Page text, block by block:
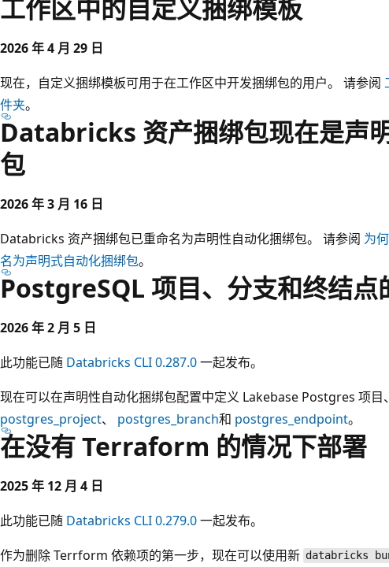
工作区中的自定义捆绑模板
2026 年 4 月 29 日
现在，自定义捆绑模板可用于在工作区中开发捆绑包的用户。 请参阅
件夹。
Databricks 资产捆绑包现在是声
包
2026 年 3 月 16 日
Databricks 资产捆绑包已重命名为声明性自动化捆绑包。 请参阅 为
名为声明式自动化捆绑包。
PostgreSQL 项目、分支和终结点
2026 年 2 月 5 日
此功能已随 Databricks CLI 0.287.0一起发布。
现在可以在声明性自动化捆绑包配置中定义 Lakebase Postgres 项目
postgres_project、 postgres_branch和 postgres_endpoint。
在没有 Terraform 的情况下部署
2025 年 12 月 4 日
此功能已随 Databricks CLI 0.279.0一起发布。
作为删除 Terrform 依赖项的第一步，现在可以使用新 databricks